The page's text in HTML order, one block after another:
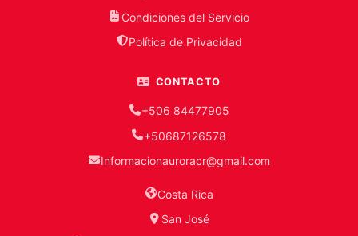
Condiciones del Servicio
Política de Privacidad
CONTACTO
+506 84477905
+50687126578
Informacionauroracr@gmail.com
Costa Rica
San José